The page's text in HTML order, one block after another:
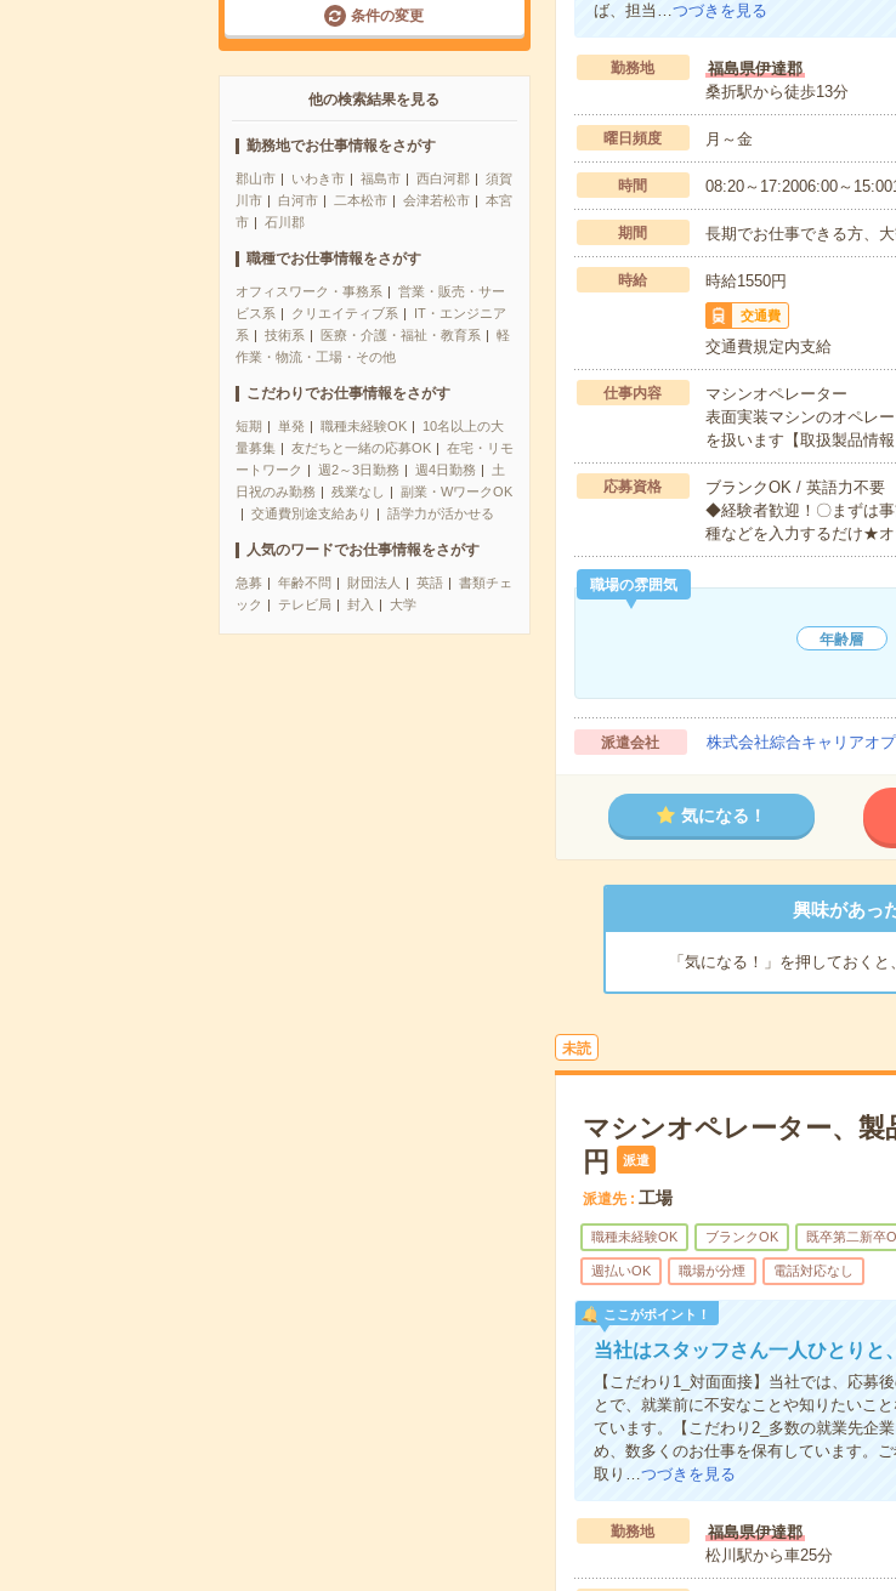
条件の変更
他の検索結果を見る
勤務地でお仕事情報をさがす
郡山市 いわき市 福島市 西白河郡
須賀
川市
白河市 二本松市 会津若松市
本宮
市
石川郡
職種でお仕事情報をさがす
オフィスワーク・事務系
営業・販売・サー
ビス系
クリエイティブ系
IT・エンジニア
系
技術系 医療・介護・福祉・教育系
軽
作業・物流・工場・その他
こだわりでお仕事情報をさがす
短期 単発 職種未経験OK
10名以上の大
量募集
友だちと一緒の応募OK
在宅・リモ
ートワーク
週2～3日勤務 週4日勤務
土
日祝のみ勤務
残業なし
副業・WワークOK
交通費別途支給あり
語学力が活かせる
人気のワードでお仕事情報をさがす
急募 年齢不問 財団法人 英語
書類チェ
ック
テレビ局 封入 大学
ば、担当…つづきを見る
勤務地
福島県伊達郡
桑折駅から徒歩13分
曜日頻度 月～金
時間 08:20～17:2006:00～
期間 長期でお仕事できる方、大
時給 時給1550円
交通費
交通費規定内支給
仕事内容
マシンオペレーター
表面実装マシンのオペレ
を扱います【取扱製品情
応募資格
ブランクOK / 英語力不要
◆経験者歓迎！〇まずは
種などを入力するだけ★
職場の雰囲気
年齢層
派遣会社 株式会社綜合キャリアオ
気になる！
興味があっ
「気になる！」を押しておく
未読
マシンオペレーター、製
円
派遣
派遣先 工場
職種未経験OK ブランクOK 既卒第二新卒
週払いOK 職場が分煙 電話対応なし
ここがポイント！
当社はスタッフさん一人ひとりと
【こだわり1_対面面接】当社では、応募
とで、就業前に不安なことや知りたいこ
ています。【こだわり2_多数の就業先企
め、数多くのお仕事を保有しています。
取り… つづきを見る
勤務地
福島県伊達郡
松川駅から車25分